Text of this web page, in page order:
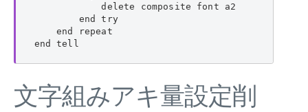
            delete composite font a2
        end try
    end repeat
end tell
文字組みアキ量設定削